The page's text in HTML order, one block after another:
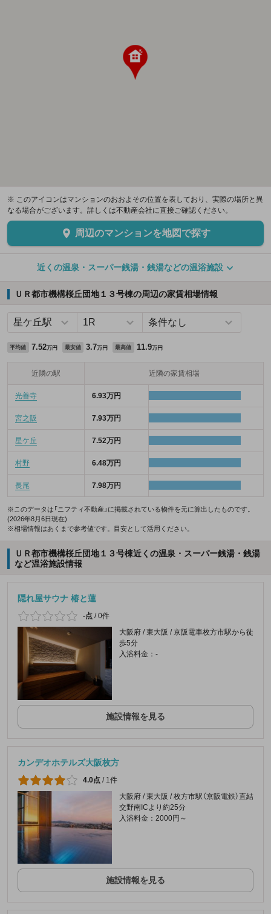
※ このアイコンはマンションのおおよその位置を表しており、実際の場所と異
なる場合がございます。詳しくは不動産会社に直接ご確認ください。
周辺のマンションを地図で探す
近くの温泉・スーパー銭湯・銭湯などの温浴施設
ＵＲ都市機構桜丘団地１３号棟の周辺の家賃相場情報
平均値 7.52万円 最安値 3.7万円 最高値 11.9万円
近隣の駅 近隣の家賃相場
光善寺 6.93万円
宮之阪 7.93万円
星ケ丘 7.52万円
村野 6.48万円
長尾 7.98万円
※このデータは「ニフティ不動産」に掲載されている物件を元に算出したものです。
(2026年8月6日現在)
※相場情報はあくまで参考値です。目安として活用ください。
ＵＲ都市機構桜丘団地１３号棟近くの温泉・スーパー銭湯・銭湯
など温浴施設情報
隠れ屋サウナ 椿と蓮
-点 /0件
大阪府 / 東大阪 / 京阪電車枚方市駅から徒
歩5分
入浴料金：-
施設情報を見る
カンデオホテルズ大阪枚方
4.0点 / 1件
大阪府 / 東大阪 / 枚方市駅（京阪電鉄）直結
交野南ICより約25分
入浴料金：2000円～
施設情報を見る